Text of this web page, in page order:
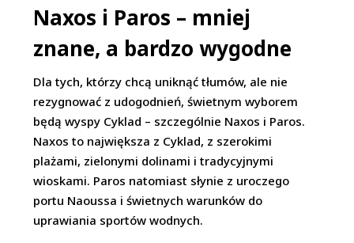
Naxos i Paros – mniej
znane, a bardzo wygodne
Dla tych, którzy chcą uniknąć tłumów, ale nie
rezygnować z udogodnień, świetnym wyborem
będą wyspy Cyklad – szczególnie Naxos i Paros.
Naxos to największa z Cyklad, z szerokimi
plażami, zielonymi dolinami i tradycyjnymi
wioskami. Paros natomiast słynie z uroczego
portu Naoussa i świetnych warunków do
uprawiania sportów wodnych.